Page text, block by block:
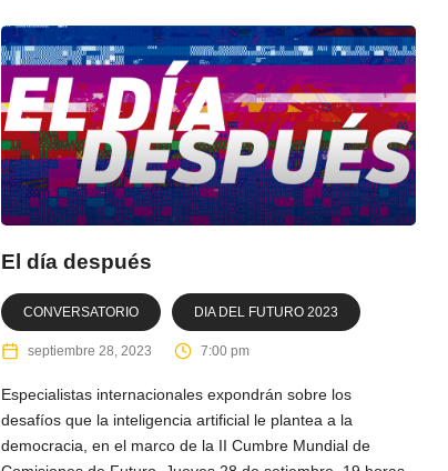
El día después
CONVERSATORIO DIA DEL FUTURO 2023
septiembre 28, 2023 7:00 pm
Especialistas internacionales expondrán sobre los
desafíos que la inteligencia artificial le plantea a la
democracia, en el marco de la II Cumbre Mundial de